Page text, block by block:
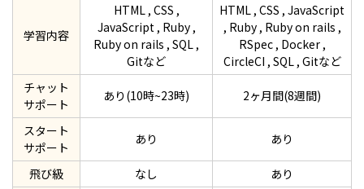
学習内容
HTML , CSS ,
JavaScript , Ruby ,
Ruby on rails , SQL ,
Gitなど
HTML , CSS , JavaScript
, Ruby , Ruby on rails ,
RSpec , Docker ,
CircleCI , SQL , Gitなど
チャット
サポート
あり(10時~23時) 2ヶ月間(8週間)
スタート
サポート
あり あり
飛び級 なし あり